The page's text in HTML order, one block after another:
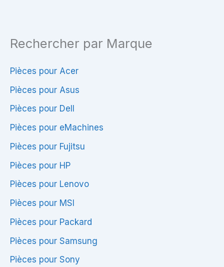
Rechercher par Marque
Pièces pour Acer
Pièces pour Asus
Pièces pour Dell
Pièces pour eMachines
Pièces pour Fujitsu
Pièces pour HP
Pièces pour Lenovo
Pièces pour MSI
Pièces pour Packard
Pièces pour Samsung
Pièces pour Sony